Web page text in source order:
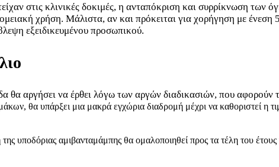
στις κλινικές δοκιμές, η ανταπόκριση και συρρίκνωση των
χρήση. Μάλιστα, αν και πρόκειται για χορήγηση με ένεση
εξειδικευμένου προσωπικού.
θα αργήσει να έρθει λόγω των αργών διαδικασιών, που
θα υπάρξει μια μακρά εγχώρια διαδρομή μέχρι να καθοριστεί η
υποδόριας αμιβανταμάμπης θα ομαλοποιηθεί προς τα τέλη του